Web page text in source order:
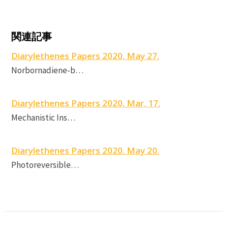
関連記事
Diarylethenes Papers 2020. May 27.
Norbornadiene-b…
Diarylethenes Papers 2020. Mar. 17.
Mechanistic Ins…
Diarylethenes Papers 2020. May 20.
Photoreversible…